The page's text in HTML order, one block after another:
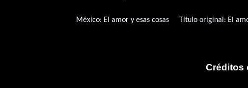
México: El amor y esas cosas Título original: El
Créditos